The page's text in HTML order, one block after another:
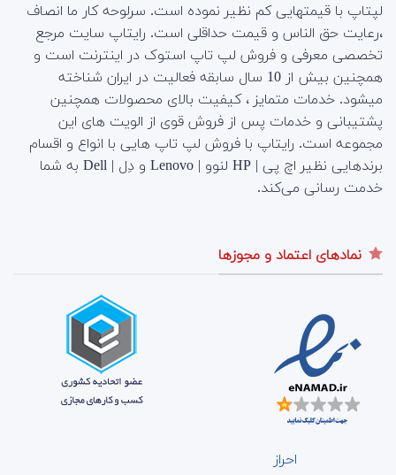
لپتاپ با قیمتهایی کم نظیر نموده است. سرلوحه کار ما انصاف
،رعایت حق الناس و قیمت حداقلی است. رایتاپ سایت مرجع
تخصصی معرفی و فروش لپ تاپ استوک در اینترنت است و
همچنین بیش از 10 سال سابقه فعالیت در ایران شناخته
میشود. خدمات متمایز ، کیفیت بالای محصولات همچنین
پشتیبانی و خدمات پس از فروش قوی از الویت های این
مجموعه است. رایتاپ با فروش لپ تاپ هایی با انواع و اقسام
برندهایی نظیر اچ پی | HP لنوو | Lenovo و دِل | Dell به شما
خدمت رسانی می‌کند.
نمادهای اعتماد و مجوزها
احراز